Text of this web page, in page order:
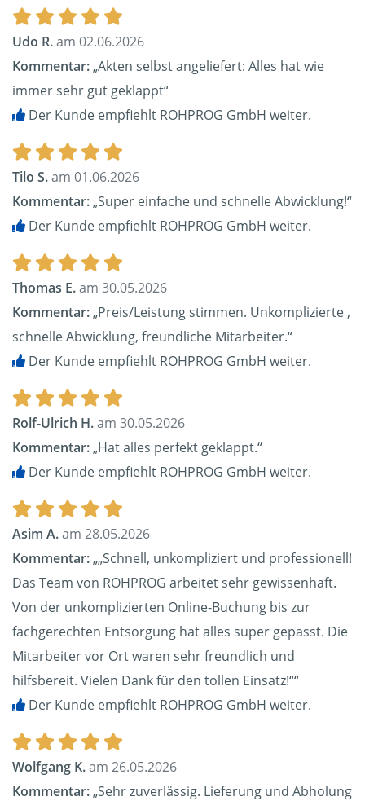
Udo R.am 02.06.2026
Kommentar:„Akten selbst angeliefert: Alles hat wie
immer sehr gut geklappt“
Der Kunde empfiehlt ROHPROG GmbH weiter.
Tilo S.am 01.06.2026
Kommentar:„Super einfache und schnelle Abwicklung!“
Der Kunde empfiehlt ROHPROG GmbH weiter.
Thomas E.am 30.05.2026
Kommentar:„Preis/Leistung stimmen. Unkomplizierte ,
schnelle Abwicklung, freundliche Mitarbeiter.“
Der Kunde empfiehlt ROHPROG GmbH weiter.
Rolf-Ulrich H.am 30.05.2026
Kommentar:„Hat alles perfekt geklappt.“
Der Kunde empfiehlt ROHPROG GmbH weiter.
Asim A.am 28.05.2026
Kommentar:„„Schnell, unkompliziert und professionell!
Das Team von ROHPROG arbeitet sehr gewissenhaft.
Von der unkomplizierten Online-Buchung bis zur
fachgerechten Entsorgung hat alles super gepasst. Die
Mitarbeiter vor Ort waren sehr freundlich und
hilfsbereit. Vielen Dank für den tollen Einsatz!““
Der Kunde empfiehlt ROHPROG GmbH weiter.
Wolfgang K.am 26.05.2026
Kommentar:„Sehr zuverlässig. Lieferung und Abholung